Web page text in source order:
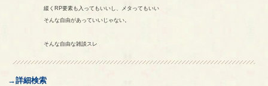
緩くRP要素も入ってもいいし、メタってもいい
そんな自由があっていいじゃない。
そんな自由な雑談スレ
→詳細検索